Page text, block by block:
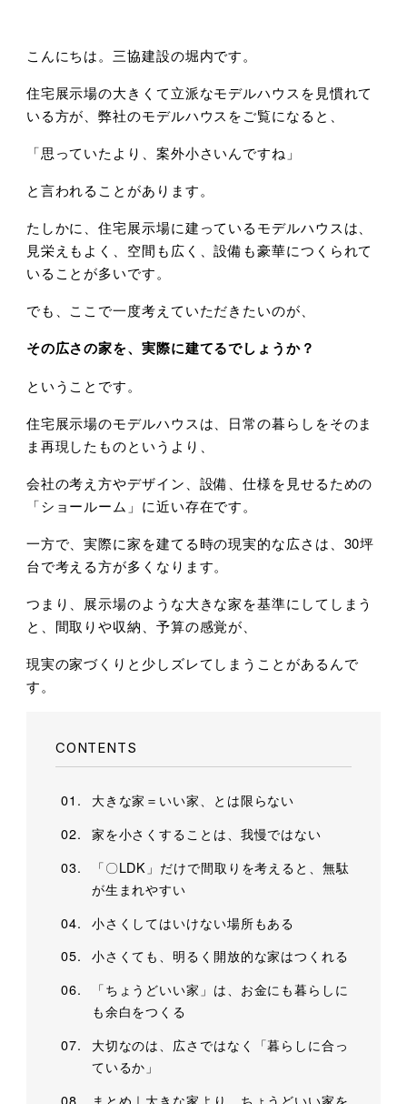
こんにちは。三協建設の堀内です。
住宅展示場の大きくて立派なモデルハウスを見慣れて
いる方が、弊社のモデルハウスをご覧になると、
「思っていたより、案外小さいんですね」
と言われることがあります。
たしかに、住宅展示場に建っているモデルハウスは、
見栄えもよく、空間も広く、設備も豪華につくられて
いることが多いです。
でも、ここで一度考えていただきたいのが、
その広さの家を、実際に建てるでしょうか？
ということです。
住宅展示場のモデルハウスは、日常の暮らしをそのま
ま再現したものというより、
会社の考え方やデザイン、設備、仕様を見せるための
「ショールーム」に近い存在です。
一方で、実際に家を建てる時の現実的な広さは、30坪
台で考える方が多くなります。
つまり、展示場のような大きな家を基準にしてしまう
と、間取りや収納、予算の感覚が、
現実の家づくりと少しズレてしまうことがあるんで
す。
CONTENTS
大きな家＝いい家、とは限らない
家を小さくすることは、我慢ではない
「〇LDK」だけで間取りを考えると、無駄
が生まれやすい
小さくしてはいけない場所もある
小さくても、明るく開放的な家はつくれる
「ちょうどいい家」は、お金にも暮らしに
も余白をつくる
大切なのは、広さではなく「暮らしに合っ
ているか」
まとめ｜大きな家より、ちょうどいい家を